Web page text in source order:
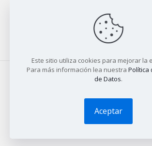
© 2025 COALICO | Diseño
Este sitio utiliza cookies para mejorar la
Para más información lea nuestra Política
de Datos.
Aceptar